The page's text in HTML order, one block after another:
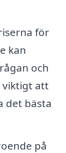
för
kan
och
viktigt att
det bästa
på